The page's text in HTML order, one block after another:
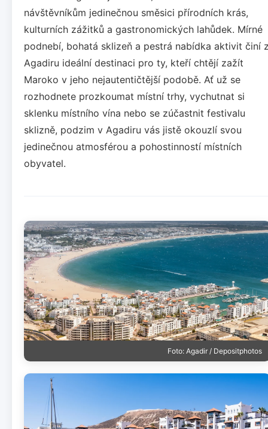
návštěvníkům jedinečnou směsici přírodních krás,
kulturních zážitků a gastronomických lahůdek. Mírné
podnebí, bohatá sklizeň a pestrá nabídka aktivit činí
Agadiru ideální destinaci pro ty, kteří chtějí zažít
Maroko v jeho nejautentičtější podobě. Ať už se
rozhodnete prozkoumat místní trhy, vychutnat si
sklenku místního vína nebo se zúčastnit festivalu
sklizně, podzim v Agadiru vás jistě okouzlí svou
jedinečnou atmosférou a pohostinností místních
obyvatel.
Foto: Agadir / Depositphotos